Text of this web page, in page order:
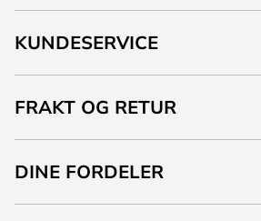
KUNDESERVICE
FRAKT OG RETUR
DINE FORDELER